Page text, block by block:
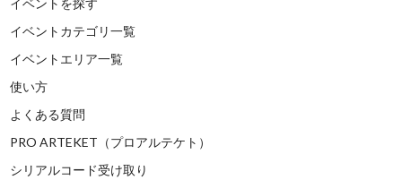
イベントを探す
イベントカテゴリ一覧
イベントエリア一覧
使い方
よくある質問
PRO ARTEKET（プロアルテケト）
シリアルコード受け取り